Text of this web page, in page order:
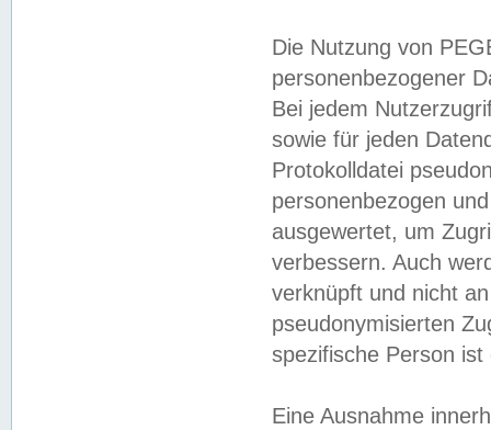
Die Nutzung von
personenbezogener
Bei jedem
sowie für jeden
Protokolldatei
personenbezogen
ausgewertet, um
verbessern. Auch
verknüpft und nicht
pseudonymisierten
spezifische Person
Eine Ausnahme